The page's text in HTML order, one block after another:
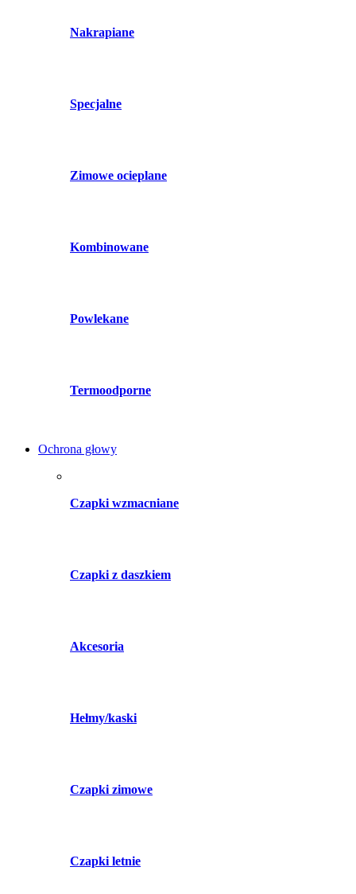
Nakrapiane
Specjalne
Zimowe ocieplane
Kombinowane
Powlekane
Termoodporne
Ochrona głowy
Czapki wzmacniane
Czapki z daszkiem
Akcesoria
Hełmy/kaski
Czapki zimowe
Czapki letnie